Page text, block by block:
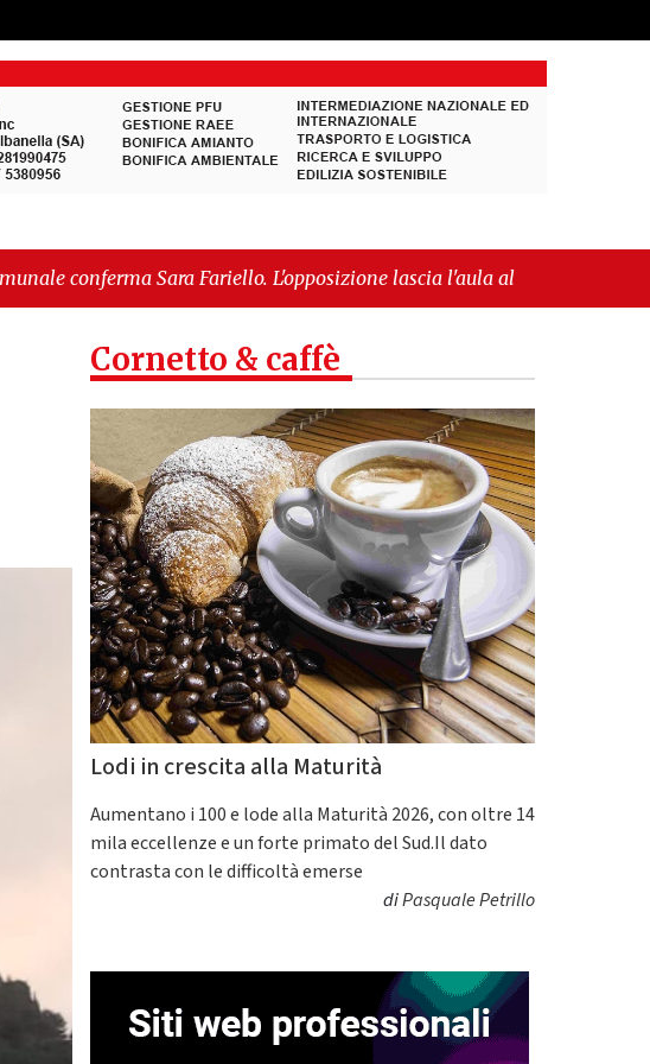
Fariello. L'opposizione lascia l'aula al momento del voto"
alla fase europea per l’IGP"
Cornetto & caffè
Lodi in crescita alla Maturità
Aumentano i 100 e lode alla Maturità 2026, con oltre 14
mila eccellenze e un forte primato del Sud.Il dato
contrasta con le difficoltà emerse
diPasquale Petrillo